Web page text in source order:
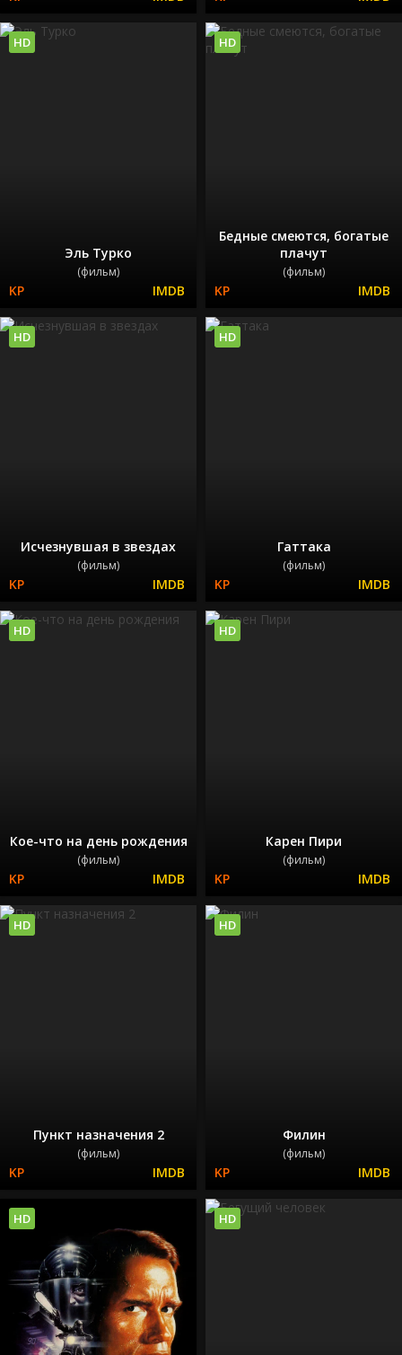
Эль Турко
(фильм)
HD
Бедные смеются, богатые
плачут
(фильм)
HD
Исчезнувшая в звездах
(фильм)
HD
Гаттака
(фильм)
HD
Кое-что на день рождения
(фильм)
HD
Карен Пири
(фильм)
HD
Пункт назначения 2
(фильм)
HD
Филин
(фильм)
HD
HD HD